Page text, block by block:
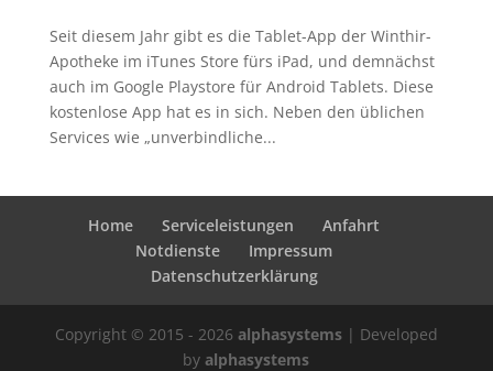
Seit diesem Jahr gibt es die Tablet-App der Winthir-
Apotheke im iTunes Store fürs iPad, und demnächst
auch im Google Playstore für Android Tablets. Diese
kostenlose App hat es in sich. Neben den üblichen
Services wie „unverbindliche...
Home Serviceleistungen
Anfahrt
Notdienste
Impressum
Datenschutzerklärung
Copyright © 2015 - 2026 alphasystems| Developed
byalphasystems